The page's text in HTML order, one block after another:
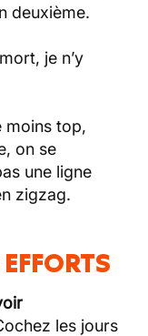
deuxième.
je n’y
moins top,
on se
une ligne
zigzag.
les jours